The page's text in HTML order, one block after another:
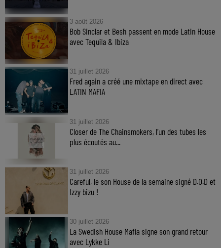
3 août 2026
Bob Sinclar et Besh passent en mode Latin House
avec Tequila & Ibiza
31 juillet 2026
Fred again a créé une mixtape en direct avec
LATIN MAFIA
31 juillet 2026
Closer de The Chainsmokers, l’un des tubes les
plus écoutés au...
31 juillet 2026
Careful, le son House de la semaine signé D.O.D et
Izzy bizu !
30 juillet 2026
La Swedish House Mafia signe son grand retour
avec Lykke Li